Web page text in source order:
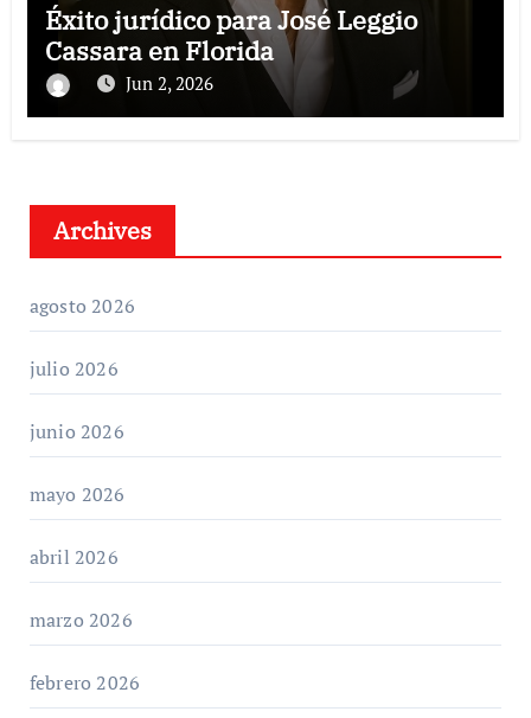
Éxito jurídico para José Leggio
Cassara en Florida
Jun 2, 2026
Archives
agosto 2026
julio 2026
junio 2026
mayo 2026
abril 2026
marzo 2026
febrero 2026